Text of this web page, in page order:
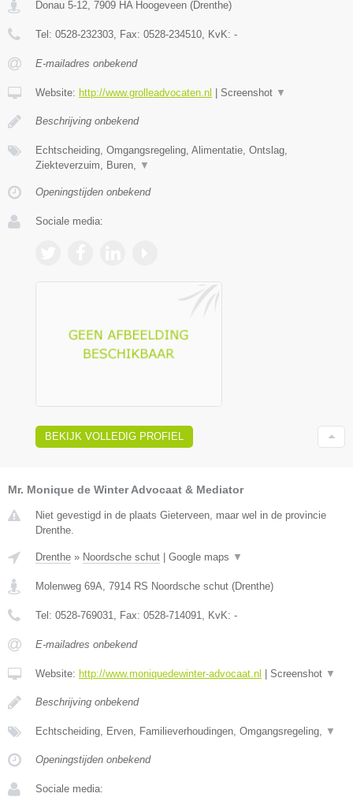
Donau 5-12 7909 HA Hoogeveen (Drenthe)
Tel: 0528-232303 , Fax: 0528-234510 , KvK: -
E-mailadres onbekend
Website: http://www.grolleadvocaten.nl Screenshot ▼
Beschrijving onbekend
Echtscheiding, Omgangsregeling, Alimentatie, Ontslag,
Ziekteverzuim, Buren,
▼
Openingstijden onbekend
Sociale media:
BEKIJK VOLLEDIG PROFIEL
Mr. Monique de Winter Advocaat & Mediator
Niet gevestigd in de plaats Gieterveen, maar wel in de provincie
Drenthe.
Drenthe » Noordsche schut | Google maps ▼
Molenweg 69A 7914 RS Noordsche schut (Drenthe)
Tel: 0528-769031 , Fax: 0528-714091 , KvK: -
E-mailadres onbekend
Website: http://www.moniquedewinter-advocaat.nl | Screenshot ▼
Beschrijving onbekend
Echtscheiding, Erven, Familieverhoudingen, Omgangsregeling, ▼
Openingstijden onbekend
Sociale media: